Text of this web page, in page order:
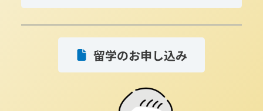
留学のお申し込み